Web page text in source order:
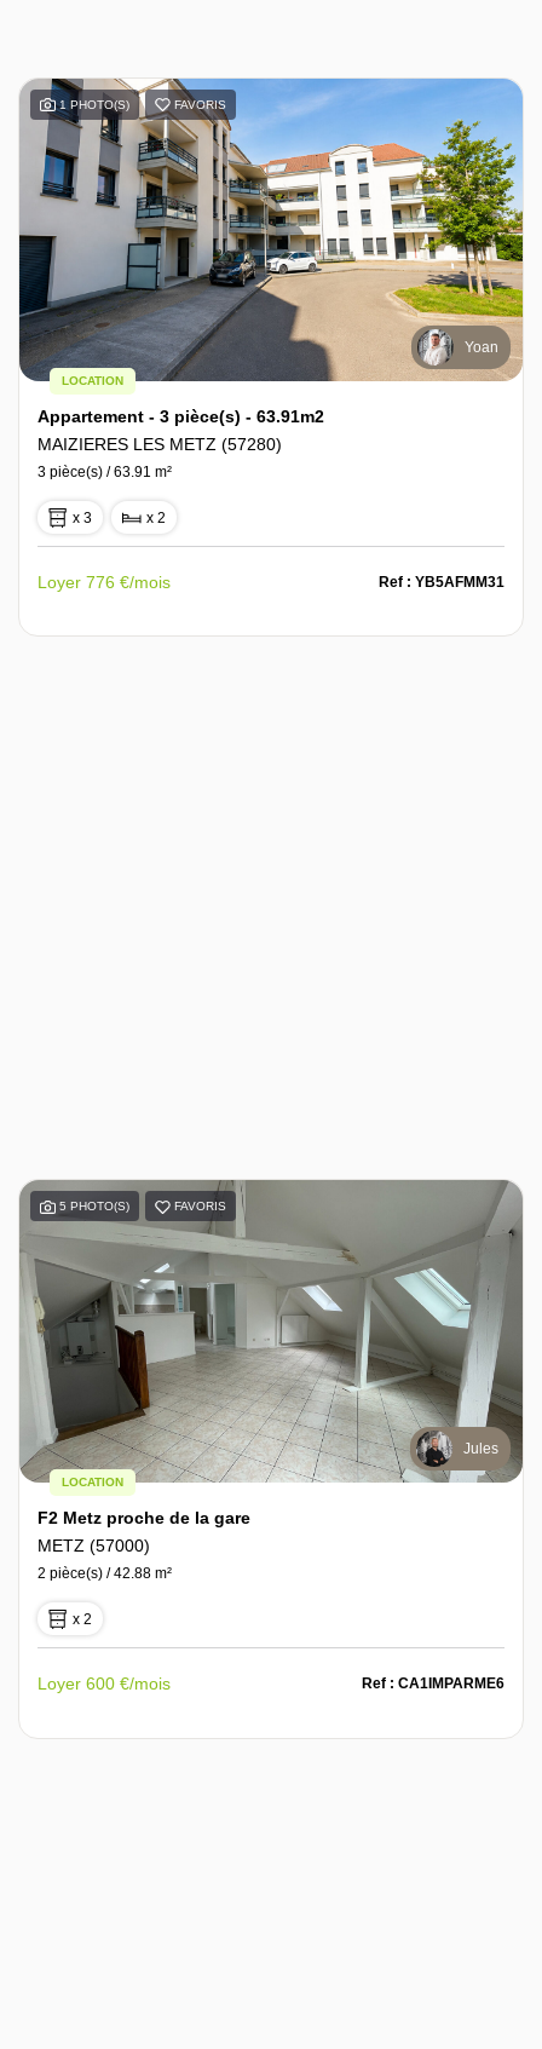
1 PHOTO(S) FAVORIS
Yoan
LOCATION
Appartement - 3 pièce(s) - 63.91m2
MAIZIERES LES METZ (57280)
3 pièce(s) / 63.91 m²
x 3 x 2
Loyer 776 €/mois Ref : YB5AFMM31
5 PHOTO(S) FAVORIS
Jules
LOCATION
F2 Metz proche de la gare
METZ (57000)
2 pièce(s) / 42.88 m²
x 2
Loyer 600 €/mois Ref : CA1IMPARME6